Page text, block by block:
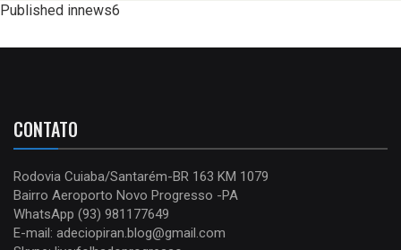
Published innews6
CONTATO
Rodovia Cuiaba/Santarém-BR 163 KM 1079
Bairro Aeroporto Novo Progresso -PA
WhatsApp (93) 981177649
E-mail: adeciopiran.blog@gmail.com